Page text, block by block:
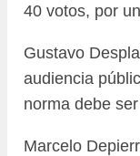
40 votos, por
Gustavo
audiencia
norma debe
Marcelo